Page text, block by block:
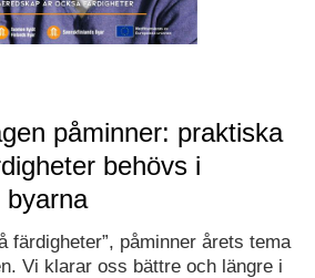
påminner: praktiska
behövs i
byarna
färdigheter”, påminner årets tema
Vi klarar oss bättre och längre i